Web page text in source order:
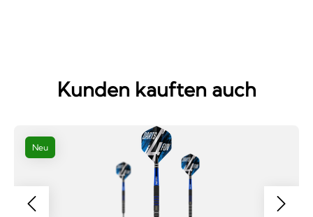
Kunden kauften auch
Neu